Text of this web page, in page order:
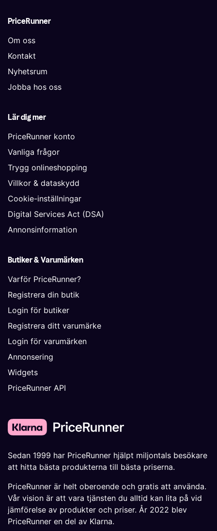
PriceRunner
Om oss
Kontakt
Nyhetsrum
Jobba hos oss
Lär dig mer
PriceRunner konto
Vanliga frågor
Trygg onlineshopping
Villkor & dataskydd
Cookie-inställningar
Digital Services Act (DSA)
Annonsinformation
Butiker & Varumärken
Varför PriceRunner?
Registrera din butik
Login för butiker
Registrera ditt varumärke
Login för varumärken
Annonsering
Widgets
PriceRunner API
Sedan 1999 har PriceRunner hjälpt miljontals besökare
att hitta bästa produkterna till bästa priserna.
PriceRunner är helt oberoende och gratis att använda.
Vår vision är att vara tjänsten du alltid kan lita på vid
jämförelse av produkter och priser. År 2022 blev
PriceRunner en del av Klarna.